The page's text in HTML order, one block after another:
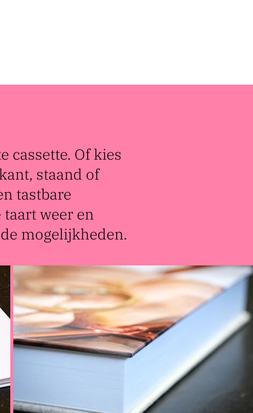
cassette. Of kies
staand of
tastbare
weer en
mogelijkheden.